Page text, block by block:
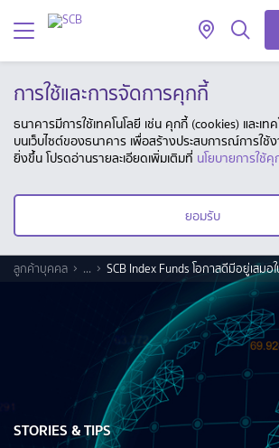
การใช้และการจัดการคุกกี้
ธนาคารมีการใช้เทคโนโลยี เช่น คุกกี้ (cookies) และเ
บนเว็บไซต์ของธนาคาร เพื่อสร้างประสบการณ์การใช้
ยิ่งขึ้น โปรดอ่านรายละเอียดเพิ่มเติมที่ นโยบายการใช้
ยอมรับ
ลูกค้าบุคคล ... SCB Index Funds โอกาสดีมีอยู่เสมอ
STORIES & TIPS